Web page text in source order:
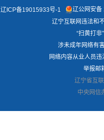
辽ICP备19015933号-1
辽公网安
辽宁互联网违法和
“扫黄打
涉未成年网络有
网络内容从业人员
举报邮
辽宁省互
中央网信